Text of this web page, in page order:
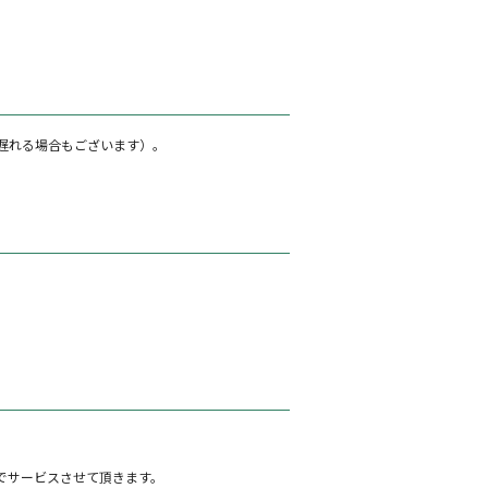
る場合もございます）。
ービスさせて頂きます。